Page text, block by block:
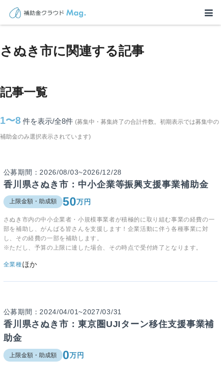
TOP > 補助金・助成金詳細>香川県
さぬき市に関連する記事
記事一覧
1〜8 件を表示/全8件 (募集中・募集終了の合計件数。初期表示では募集中の
補助金のみ選択表示されています)
公募期間：2026/08/03~2026/12/28
香川県さぬき市：中小企業等振興支援事業補助金
上限金額・助成額 50万円
さぬき市内の中小企業者・小規模事業者が積極的に取り組む事業の経費の一
部を補助し、がんばる皆さんを支援します！企業活動に伴う各種事業に対
し、その経費の一部を補助します。
※ただし、予算の上限に達した場合、その時点で受付終了となります。
全業種ほか
公募期間：2024/04/01~2027/03/31
香川県さぬき市：東京圏UJIターン移住支援事業補
助金
上限金額・助成額 0万円